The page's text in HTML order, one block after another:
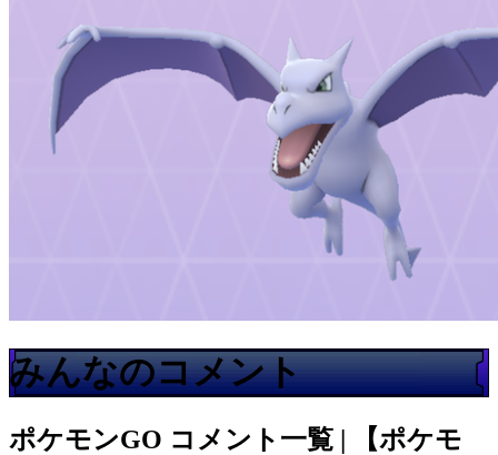
みんなのコメント
ポケモンGO コメント一覧 | 【ポケモ